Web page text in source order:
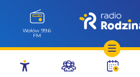
Przejdź
Wołów 99.6
FM